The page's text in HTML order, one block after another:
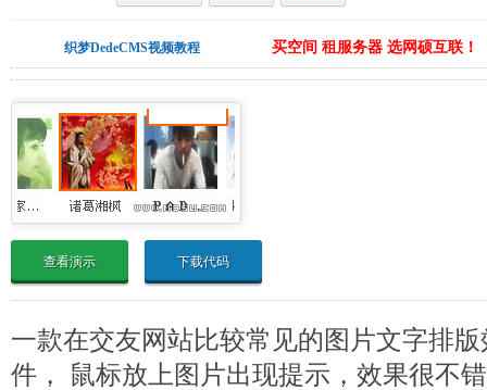
织梦DedeCMS视频教程 买空间 租服务器 选网硕互联！
查看演示 下载代码
一款在交友网站比较常见的图片文字排
件， 鼠标放上图片出现提示，效果很不